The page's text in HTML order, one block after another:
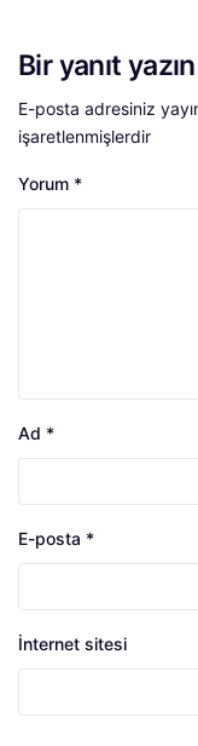
Bir yanıt yazın
E-posta adresiniz
işaretlenmişlerdir
Yorum *
Ad *
E-posta *
İnternet sitesi